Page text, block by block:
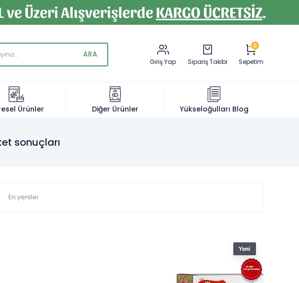
Giriş Yap
Sipariş Takibi
0
Sepetim
Ürünler Diğer Ürünler Yükseloğulları Blog
sonuçları
En yeniler